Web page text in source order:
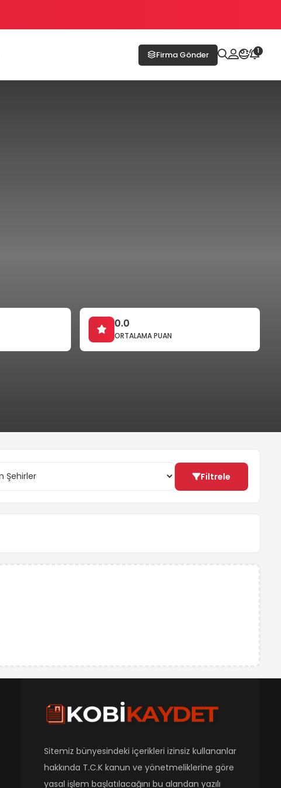
Firma Gönder 1
0.0
ORTALAMA PUAN
Filtrele
Sitemiz bünyesindeki içerikleri izinsiz kullananlar
hakkında T.C.K kanun ve yönetmeliklerine göre
yasal işlem başlatılacağını bu alandan yazılı